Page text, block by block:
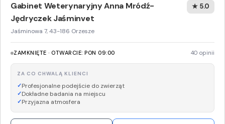
Gabinet Weterynaryjny Anna Mródź-
Jędryczek Jaśminvet
Jaśminowa 7, 43-186 Orzesze
★ 5.0
ZAMKNIĘTE · OTWARCIE: PON 09:00 40 opinii
ZA CO CHWALĄ KLIENCI
Profesjonalne podejście do zwierząt
Dokładne badania na miejscu
Przyjazna atmosfera